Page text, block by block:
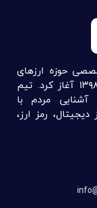
حوزه ارزهای
دیجیتال، فعالیت خود را از تیر ماه ۱۳۹۸ آغاز کرد. تیم
آشنایی مردم با
رمز ارز،